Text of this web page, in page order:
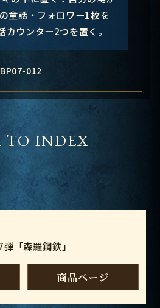
童話・フォロワー1枚を
カウンター2つを置く。
BP07-012
TO INDEX
「森羅鋼鉄」
商品ページ